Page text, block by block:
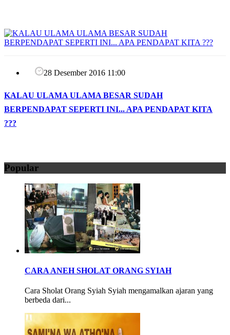
28 Desember 2016 11:00
KALAU ULAMA ULAMA BESAR SUDAH
BERPENDAPAT SEPERTI INI... APA PENDAPAT KITA
???
Popular
CARA ANEH SHOLAT ORANG SYIAH
Cara Sholat Orang Syiah Syiah mengamalkan ajaran yang
berbeda dari...